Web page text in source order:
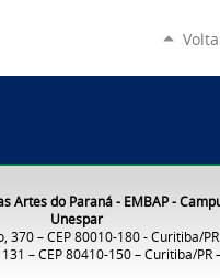
Artes do Paraná - EMBAP -
Unespar
370 – CEP 80010-180 - Curitiba/
– CEP 80410-150 – Curitiba/PR